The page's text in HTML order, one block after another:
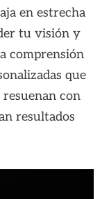
en estrecha
tu visión y
comprensión
que
con
resultados